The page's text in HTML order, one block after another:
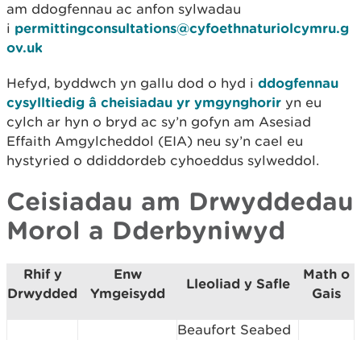
am ddogfennau ac anfon sylwadau
i permittingconsultations@cyfoethnaturiolcymru.g
ov.uk
Hefyd, byddwch yn gallu dod o hyd i ddogfennau
cysylltiedig â cheisiadau yr ymgynghorir yn eu
cylch ar hyn o bryd ac sy’n gofyn am Asesiad
Effaith Amgylcheddol (EIA) neu sy’n cael eu
hystyried o ddiddordeb cyhoeddus sylweddol.
Ceisiadau am Drwyddedau
Morol a Dderbyniwyd
Rhif y
Drwydded
Enw
Ymgeisydd
Lleoliad y Safle
Math o
Gais
Beaufort Seabed